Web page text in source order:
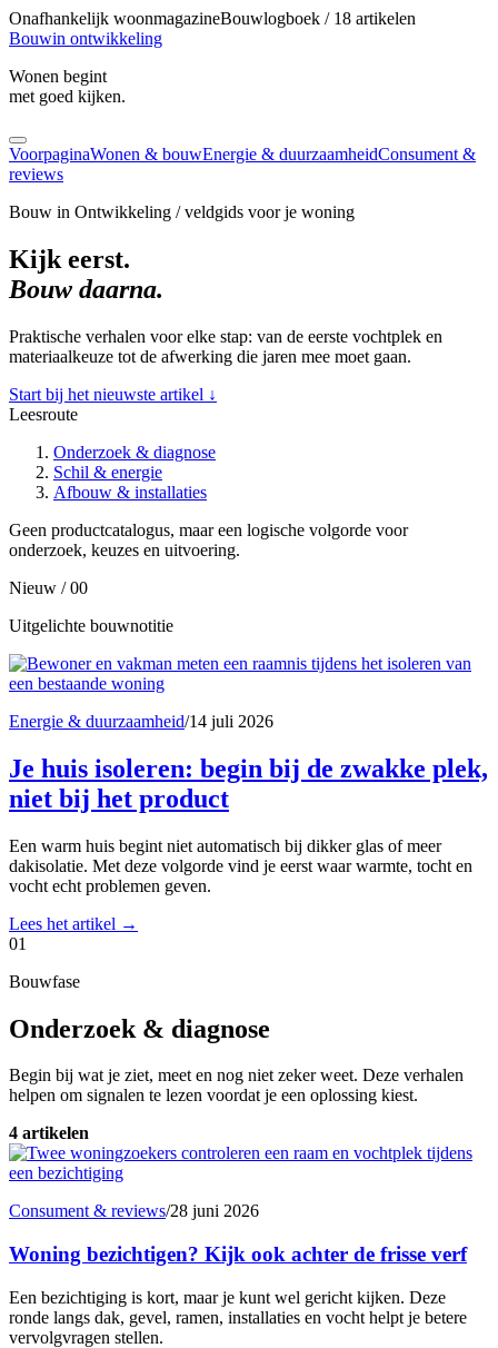
Onafhankelijk woonmagazineBouwlogboek / 18 artikelen
Bouwin ontwikkeling
Wonen begint
met goed kijken.
VoorpaginaWonen & bouwEnergie & duurzaamheidConsument &
reviews
Bouw in Ontwikkeling / veldgids voor je woning
Kijk eerst.
Bouw daarna.
Praktische verhalen voor elke stap: van de eerste vochtplek en
materiaalkeuze tot de afwerking die jaren mee moet gaan.
Start bij het nieuwste artikel ↓
Leesroute
Onderzoek & diagnose
Schil & energie
Afbouw & installaties
Geen productcatalogus, maar een logische volgorde voor
onderzoek, keuzes en uitvoering.
Nieuw / 00
Uitgelichte bouwnotitie
Energie & duurzaamheid/14 juli 2026
Je huis isoleren: begin bij de zwakke plek,
niet bij het product
Een warm huis begint niet automatisch bij dikker glas of meer
dakisolatie. Met deze volgorde vind je eerst waar warmte, tocht en
vocht echt problemen geven.
Lees het artikel →
01
Bouwfase
Onderzoek & diagnose
Begin bij wat je ziet, meet en nog niet zeker weet. Deze verhalen
helpen om signalen te lezen voordat je een oplossing kiest.
4 artikelen
Consument & reviews/28 juni 2026
Woning bezichtigen? Kijk ook achter de frisse verf
Een bezichtiging is kort, maar je kunt wel gericht kijken. Deze
ronde langs dak, gevel, ramen, installaties en vocht helpt je betere
vervolgvragen stellen.